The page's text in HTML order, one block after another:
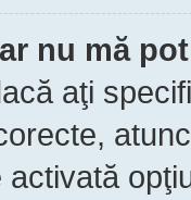
nu mă
aţi